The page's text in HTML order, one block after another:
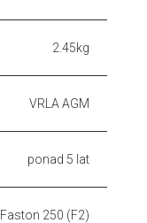
2.45kg
VRLA AGM
ponad 5 lat
Faston 250 (F2)